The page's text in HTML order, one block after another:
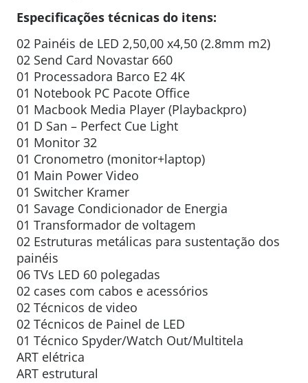
Especificações técnicas do itens:
02 Painéis de LED 2,50,00 x4,50 (2.8mm m2)
02 Send Card Novastar 660
01 Processadora Barco E2 4K
01 Notebook PC Pacote Office
01 Macbook Media Player (Playbackpro)
01 D San – Perfect Cue Light
01 Monitor 32
01 Cronometro (monitor+laptop)
01 Main Power Video
01 Switcher Kramer
01 Savage Condicionador de Energia
01 Transformador de voltagem
02 Estruturas metálicas para sustentação dos
painéis
06 TVs LED 60 polegadas
02 cases com cabos e acessórios
02 Técnicos de video
02 Técnicos de Painel de LED
01 Técnico Spyder/Watch Out/Multitela
ART elétrica
ART estrutural